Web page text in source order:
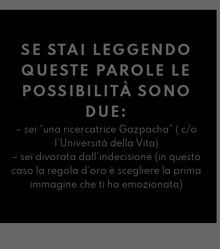
SE STAI LEGGENDO
QUESTE PAROLE LE
POSSIBILITÀ SONO
DUE:
– sei “una ricercatrice Gazpacha” ( c/o
l’Università della Vita)
– sei divorata dall’indecisione (in questo
caso la regola d’oro è scegliere la prima
immagine che ti ha emozionata)